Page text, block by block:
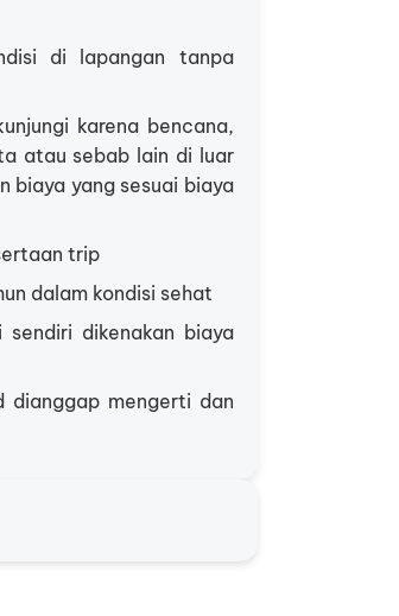
di lapangan tanpa
karena bencana,
atau sebab lain di luar
biaya yang sesuai biaya
trip
dalam kondisi sehat
dikenakan biaya
dianggap mengerti dan